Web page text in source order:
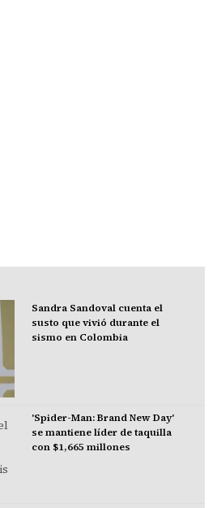
Sandra Sandoval cuenta el
susto que vivió durante el
sismo en Colombia
'Spider-Man: Brand New Day'
se mantiene líder de taquilla
con $1,665 millones